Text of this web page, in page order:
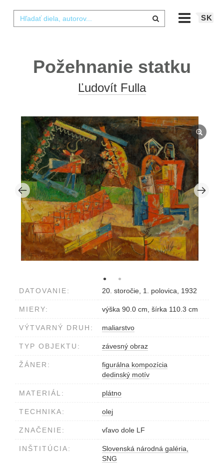
SK
Požehnanie statku
Ľudovít Fulla
DATOVANIE: 20. storočie, 1. polovica, 1932
MIERY: výška 90.0 cm, šírka 110.3 cm
VÝTVARNÝ DRUH: maliarstvo
TYP OBJEKTU: závesný obraz
ŽÁNER:
figurálna kompozícia
dedinský motív
MATERIÁL: plátno
TECHNIKA: olej
ZNAČENIE: vľavo dole LF
INŠTITÚCIA:
Slovenská národná galéria,
SNG